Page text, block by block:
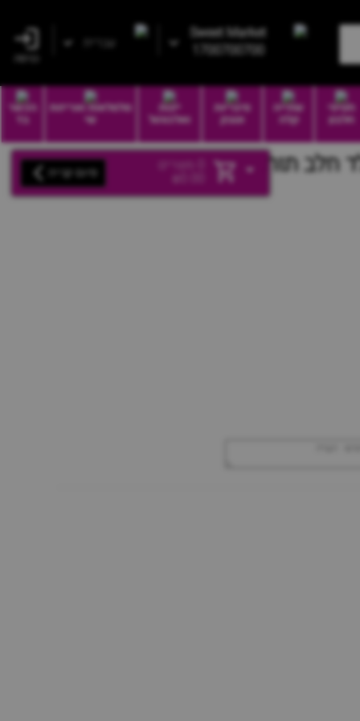
עברית
Sweet Market
1700700700
חטיפי
חלבון
שתייה
קלה
סיגריות
וטבק
יינות
ואלכוהול
סלסלאות ואריזות
שי
הכשר
בד
מוצרים
₪ סיום קנייה